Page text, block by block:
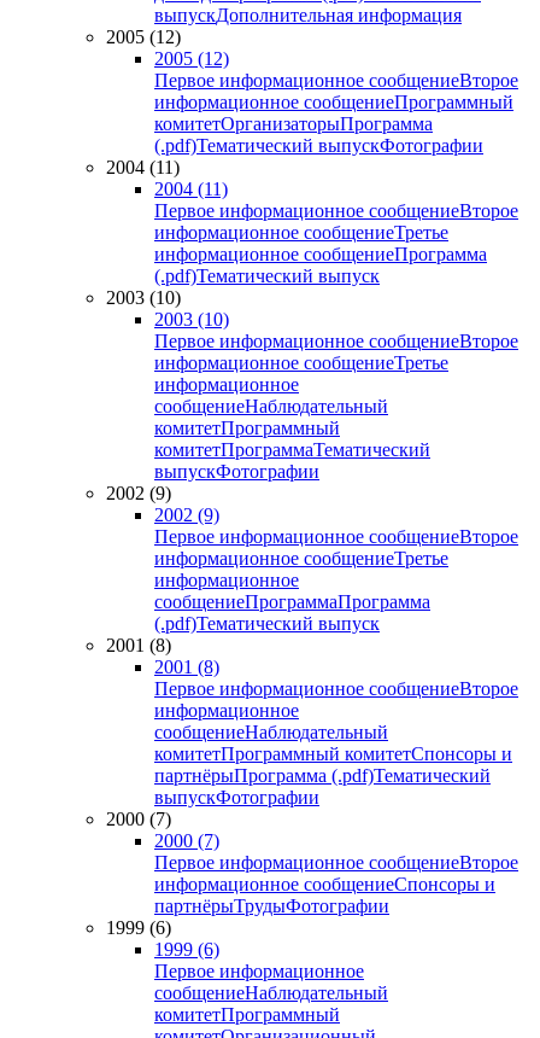
выпускДополнительная информация
2005 (12)
2005 (12)
Первое информационное сообщениеВторое
информационное сообщениеПрограммный
комитетОрганизаторыПрограмма
(.pdf)Тематический выпускФотографии
2004 (11)
2004 (11)
Первое информационное сообщениеВторое
информационное сообщениеТретье
информационное сообщениеПрограмма
(.pdf)Тематический выпуск
2003 (10)
2003 (10)
Первое информационное сообщениеВторое
информационное сообщениеТретье
информационное
сообщениеНаблюдательный
комитетПрограммный
комитетПрограммаТематический
выпускФотографии
2002 (9)
2002 (9)
Первое информационное сообщениеВторое
информационное сообщениеТретье
информационное
сообщениеПрограммаПрограмма
(.pdf)Тематический выпуск
2001 (8)
2001 (8)
Первое информационное сообщениеВторое
информационное
сообщениеНаблюдательный
комитетПрограммный комитетСпонсоры и
партнёрыПрограмма (.pdf)Тематический
выпускФотографии
2000 (7)
2000 (7)
Первое информационное сообщениеВторое
информационное сообщениеСпонсоры и
партнёрыТрудыФотографии
1999 (6)
1999 (6)
Первое информационное
сообщениеНаблюдательный
комитетПрограммный